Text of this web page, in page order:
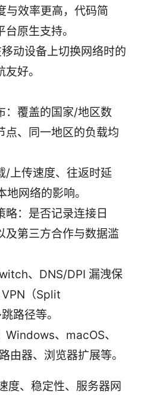
与效率更高，代码简
原生支持。
动设备上切换网络时的
好。
：覆盖的国家/地区数
点、同一地区的负载均
/上传速度、往返时延
地网络的影响。
略：是否记录连接日
及第三方合作与数据滥
、DNS/DPI 漏洩保
（Split
路径等。
Windows、macOS、
由器、浏览器扩展等。
度、稳定性、服务器网